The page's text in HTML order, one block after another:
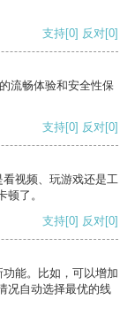
支持[0] 反对[0]
流畅体验和安全性保
支持[0] 反对[0]
视频、玩游戏还是工
了。
支持[0] 反对[0]
能。比如，可以增加
况自动选择最优的线